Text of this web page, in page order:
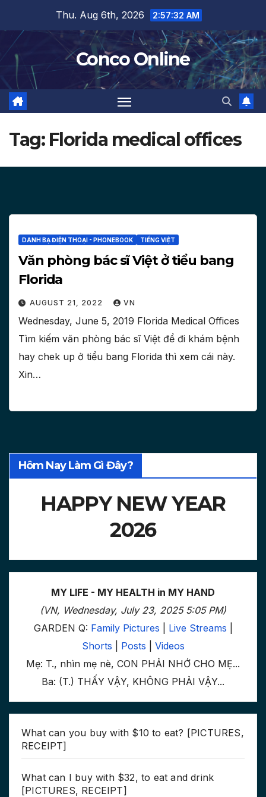
content
Thu. Aug 6th, 2026 2:57:33 AM
Conco Online
Tag: Florida medical offices
DANH BẠ ĐIỆN THOẠI - PHONEBOOK TIẾNG VIỆT
Văn phòng bác sĩ Việt ở tiểu bang
Florida
AUGUST 21, 2022 VN
Wednesday, June 5, 2019 Florida Medical Offices
Tìm kiếm văn phòng bác sĩ Việt để đi khám bệnh
hay chek up ở tiểu bang Florida thì xem cái này.
Xin…
Hôm Nay Làm Gì Đây?
HAPPY NEW YEAR
2026
MY LIFE - MY HEALTH in MY HAND
(VN, Wednesday, July 23, 2025 5:05 PM)
GARDEN Q: Family Pictures Live Streams
Shorts
Posts
Videos
Mẹ: T., nhìn mẹ nè, CON PHẢI NHỚ CHO MẸ...
Ba: (T.) THẤY VẬY, KHÔNG PHẢI VẬY...
What can you buy with $10 to eat? [PICTURES,
RECEIPT]
What can I buy with $32, to eat and drink
[PICTURES, RECEIPT]